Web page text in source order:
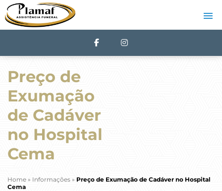
Preço de
Exumação
de Cadáver
no Hospital
Cema
Home » Informações » Preço de Exumação de Cadáver no Hospital
Cema